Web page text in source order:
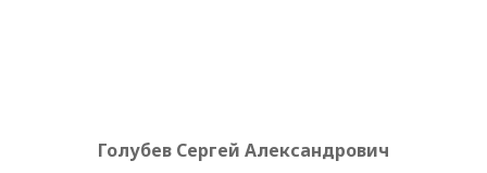
Голубев Сергей Александрович